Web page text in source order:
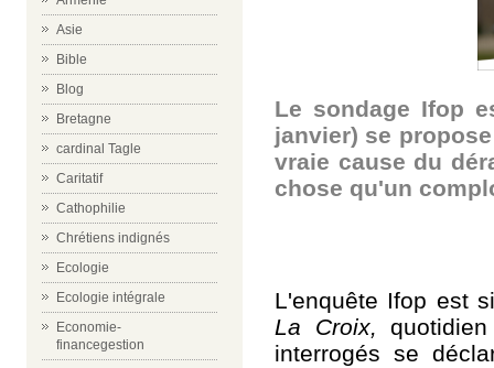
Asie
Bible
Blog
Bretagne
cardinal Tagle
Caritatif
Cathophilie
Chrétiens indignés
Ecologie
Ecologie intégrale
Economie-
financegestion
Le sondage Ifop
janvier) se
vraie cause du
chose qu'un
L'enquête Ifop est
La Croix,
interrogés se